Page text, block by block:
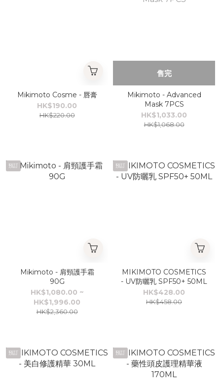
Mikimoto Cosme - 唇膏
HK$190.00
HK$220.00
售完
Mikimoto - Advanced
Mask 7PCS
HK$1,033.00
HK$1,068.00
預訂
Mikimoto - 肩頸護手霜
90G
HK$1,080.00 ~
HK$1,996.00
HK$2,360.00
預訂
MIKIMOTO COSMETICS
- UV防曬乳 SPF50+ 50ML
HK$428.00
HK$458.00
預訂 預訂